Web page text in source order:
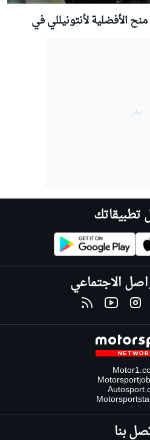
الأفضلية لأنتونيللي في
تطبيقاتك
الاجتماعي
بنا